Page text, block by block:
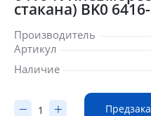
стакана) BK0
Производитель
Артикул
Наличие